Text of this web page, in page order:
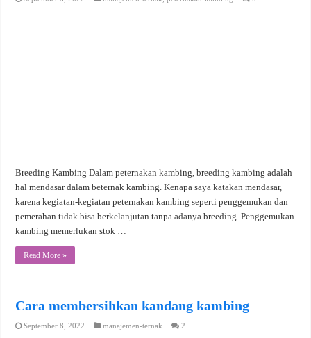
Breeding Kambing Dalam peternakan kambing, breeding kambing adalah
hal mendasar dalam beternak kambing. Kenapa saya katakan mendasar,
karena kegiatan-kegiatan peternakan kambing seperti penggemukan dan
pemerahan tidak bisa berkelanjutan tanpa adanya breeding. Penggemukan
kambing memerlukan stok …
Read More »
Cara membersihkan kandang kambing
September 8, 2022 manajemen-ternak 2